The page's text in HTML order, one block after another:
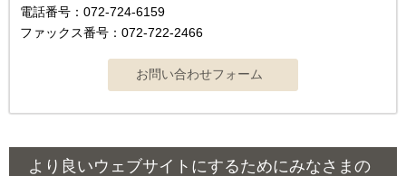
電話番号：072-724-6159
ファックス番号：072-722-2466
より良いウェブサイトにするためにみなさまの